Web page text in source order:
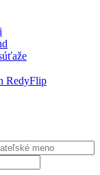
RedyFlip